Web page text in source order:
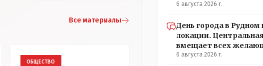
Все материалы
ОБЩЕСТВО
6 августа 2026 г.
День города в Рудном
локации.
вмещает всех
6 августа 2026 г.